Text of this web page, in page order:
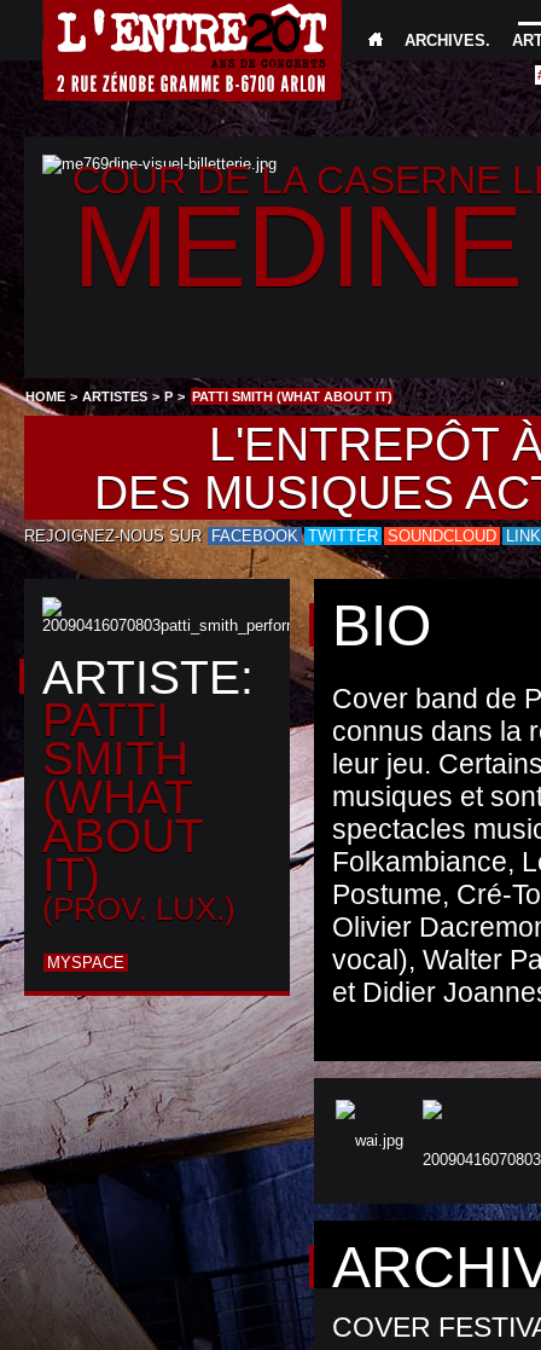
ARCHIVES.
COUR DE LA CASERNE
MEDINE
HOME > ARTISTES > P > PATTI SMITH (WHAT ABOUT IT)
L'ENTREPÔT
DES MUSIQUES
REJOIGNEZ-NOUS SUR FACEBOOK TWITTER SOUNDCLOUD
ARTISTE:
PATTI
SMITH
(WHAT
ABOUT
IT)
(PROV. LUX.)
MYSPACE
BIO
Cover band de
connus dans la
leur jeu.
musiques et
spectacles
Folkambiance,
Postume, Cré-
Olivier
vocal), Walter
et Didier
COVER